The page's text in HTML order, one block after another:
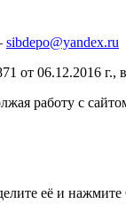
sibdepo@yandex.ru
06.12.2016 г.,
работу с
её и нажмите